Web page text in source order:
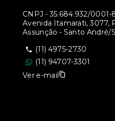
CNPJ -35.684.932/0001-
Avenida Itamarati, 3077,
Assunção - Santo André/
(11) 4975-2730
(11) 94707-3301
Ver e-mail